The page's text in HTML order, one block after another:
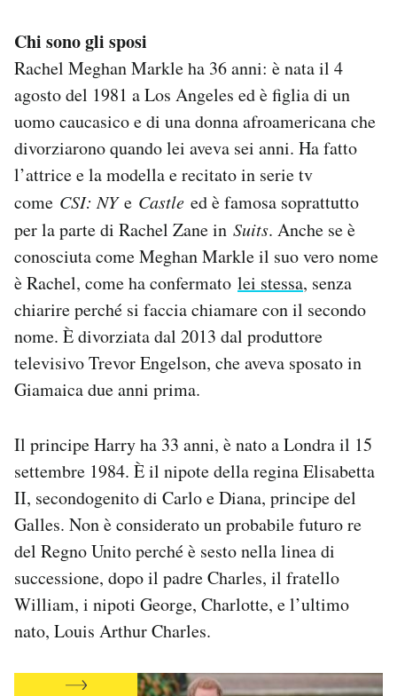
Chi sono gli sposi
Rachel Meghan Markle ha 36 anni: è nata il 4
agosto del 1981 a Los Angeles ed è figlia di un
uomo caucasico e di una donna afroamericana che
divorziarono quando lei aveva sei anni. Ha fatto
l’attrice e la modella e recitato in serie tv
come CSI: NYe Castle ed è famosa soprattutto
per la parte di Rachel Zane in Suits. Anche se è
conosciuta come Meghan Markle il suo vero nome
è Rachel, come ha confermato lei stessa, senza
chiarire perché si faccia chiamare con il secondo
nome. È divorziata dal 2013 dal produttore
televisivo Trevor Engelson, che aveva sposato in
Giamaica due anni prima.
Il principe Harry ha 33 anni, è nato a Londra il 15
settembre 1984. È il nipote della regina Elisabetta
II, secondogenito di Carlo e Diana, principe del
Galles. Non è considerato un probabile futuro re
del Regno Unito perché è sesto nella linea di
successione, dopo il padre Charles, il fratello
William, i nipoti George, Charlotte, e l’ultimo
nato, Louis Arthur Charles.